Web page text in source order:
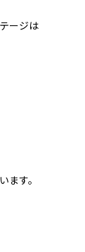
ージは
ます。